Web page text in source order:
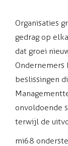
Organisaties
gedrag op
dat groei
beslissingen
onvoldoende
terwijl de
mi68